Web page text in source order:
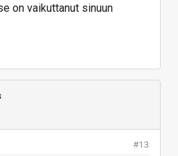
on vaikuttanut sinuun
#13